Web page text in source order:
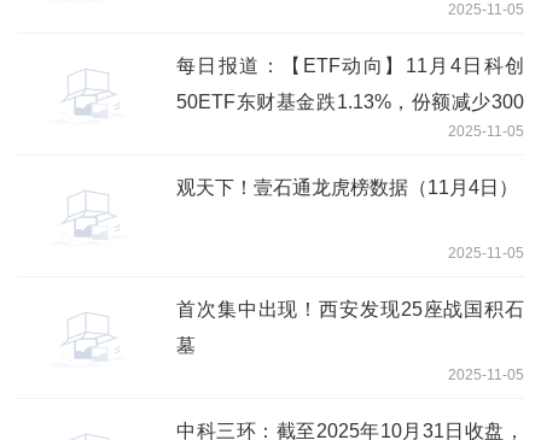
2025-11-05
每日报道：【ETF动向】11月4日科创
50ETF东财基金跌1.13%，份额减少300
2025-11-05
观天下！壹石通龙虎榜数据（11月4日）
2025-11-05
首次集中出现！西安发现25座战国积石
墓
2025-11-05
中科三环：截至2025年10月31日收盘，